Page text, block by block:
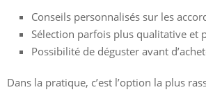
Conseils personnalisés sur les
Sélection parfois plus qualitative et
Possibilité de déguster avant
Dans la pratique, c’est l’option la plus